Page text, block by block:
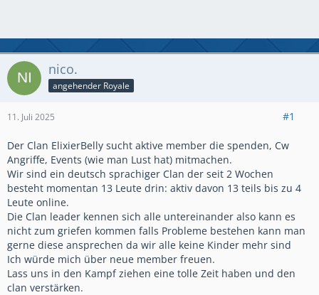
nico.
angehender Royale
11. Juli 2025 #1
Der Clan ElixierBelly sucht aktive member die spenden, Cw
Angriffe, Events (wie man Lust hat) mitmachen.
Wir sind ein deutsch sprachiger Clan der seit 2 Wochen
besteht momentan 13 Leute drin: aktiv davon 13 teils bis zu 4
Leute online.
Die Clan leader kennen sich alle untereinander also kann es
nicht zum griefen kommen falls Probleme bestehen kann man
gerne diese ansprechen da wir alle keine Kinder mehr sind
Ich würde mich über neue member freuen.
Lass uns in den Kampf ziehen eine tolle Zeit haben und den
clan verstärken.